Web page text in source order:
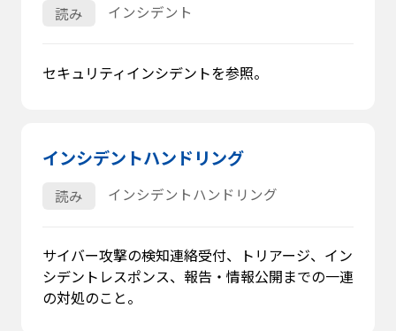
読み インシデント
セキュリティインシデントを参照。
インシデントハンドリング
読み インシデントハンドリング
サイバー攻撃の検知連絡受付、トリアージ、イン
シデントレスポンス、報告・情報公開までの一連
の対処のこと。